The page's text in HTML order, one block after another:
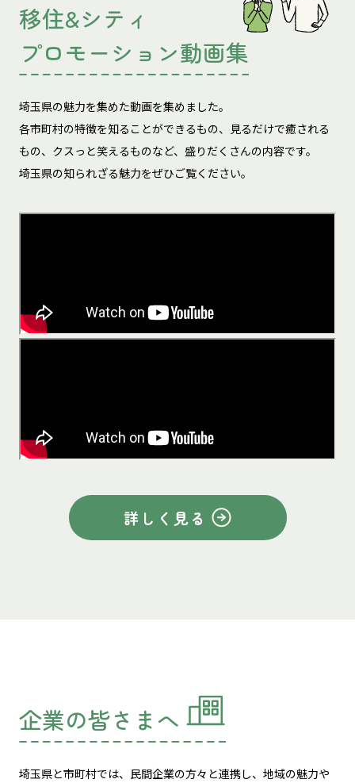
移住&シティ
プロモーション動画集
埼玉県の魅力を集めた動画を集めました。
各市町村の特徴を知ることができるもの、見るだけで癒される
もの、 クスっと笑えるものなど、盛りだくさんの内容です。
埼玉県の知られざる魅力をぜひご覧ください。
詳しく見る
企業の皆さまへ
埼玉県と市町村では、民間企業の方々と連携し、 地域の魅力や